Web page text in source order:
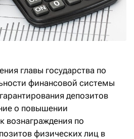
главы государства по
финансовой системы
депозитов
о повышении
вознаграждения по
физических лиц в